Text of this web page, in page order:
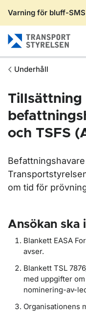
Varning för bluff-SMS
Underhåll
Tillsättning
och TSFS
om tid för
Ansökan ska
Blankett EASA
avser.
Blankett TSL
med uppgifter
nominering-av-
Organisationens